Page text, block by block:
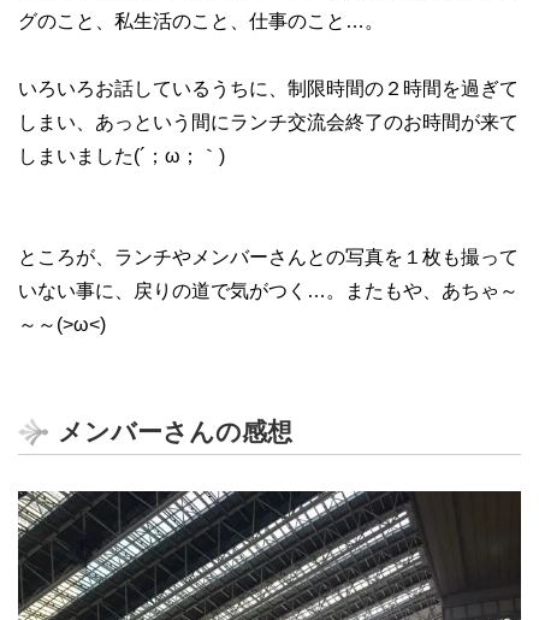
グのこと、私生活のこと、仕事のこと…。
いろいろお話しているうちに、制限時間の２時間を過ぎて
しまい、あっという間にランチ交流会終了のお時間が来て
しまいました(´；ω；｀)
ところが、ランチやメンバーさんとの写真を１枚も撮って
いない事に、戻りの道で気がつく…。またもや、あちゃ～
～～(>ω<)
メンバーさんの感想